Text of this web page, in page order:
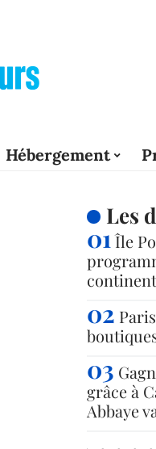
Hébergement
Les
Île
continent
grâce à
Abbaye